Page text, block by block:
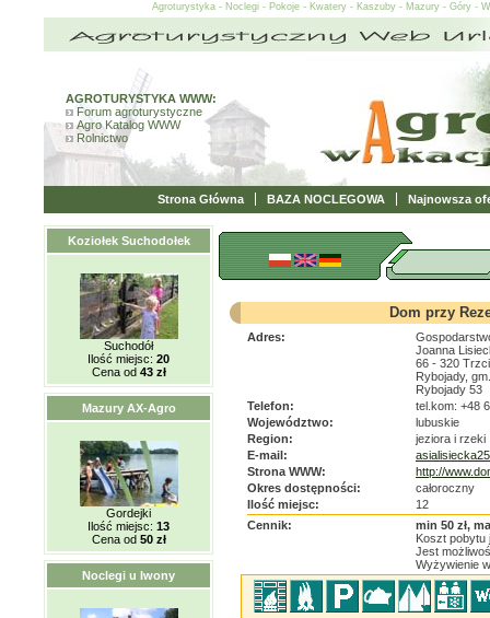
Agroturystyka - Noclegi - Pokoje - Kwatery - Kaszuby - Mazury - Góry -
AGROTURYSTYKA WWW:
Forum agroturystyczne
Agro Katalog WWW
Rolnictwo
Strona Główna BAZA NOCLEGOWA Najnowsza
Koziołek Suchodołek
Suchodół
Ilość miejsc: 20
Cena od 43 zł
Mazury AX-Agro
Gordejki
Ilość miejsc: 13
Cena od 50 zł
Noclegi u Iwony
Dom przy
Adres:
Joanna
66 - 320
Rybojady,
Rybojady 53
Telefon:
tel.kom: +48
Województwo:
lubuskie
Region:
jeziora i rzeki
E-mail:
Strona WWW:
http://
Okres dostępności:
całoroczny
Ilość miejsc:
12
Cennik:
min 50 zł,
Koszt pobytu
Jest
Wyżywienie